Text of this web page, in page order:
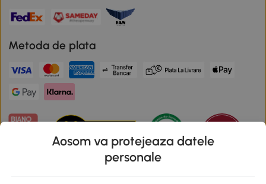
Metoda de plata
Aosom va protejeaza datele
personale